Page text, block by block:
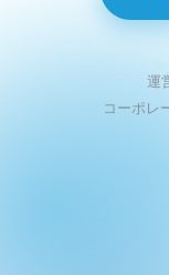
運
コーポレ